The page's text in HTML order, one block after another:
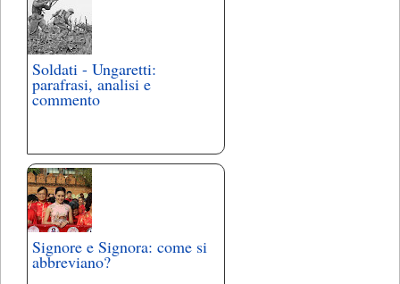
Soldati - Ungaretti:
parafrasi, analisi e
commento
Signore e Signora: come si
abbreviano?